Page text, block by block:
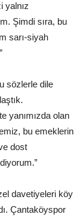
yalnız
Şimdi sıra, bu
sarı-siyah
sözlerle dile
yanımızda olan
bu emeklerin
dost
davetiyeleri köy
Çantaköyspor